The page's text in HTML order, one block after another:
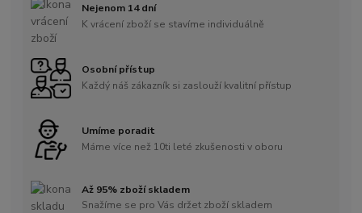
Nejenom 14 dní
K vrácení zboží se stavíme individuálně
Osobní přístup
Každý náš zákazník si zaslouží kvalitní přístup
Umíme poradit
Máme více než 10ti leté zkušenosti v oboru
Až 95% zboží skladem
Snažíme se pro Vás držet zboží skladem